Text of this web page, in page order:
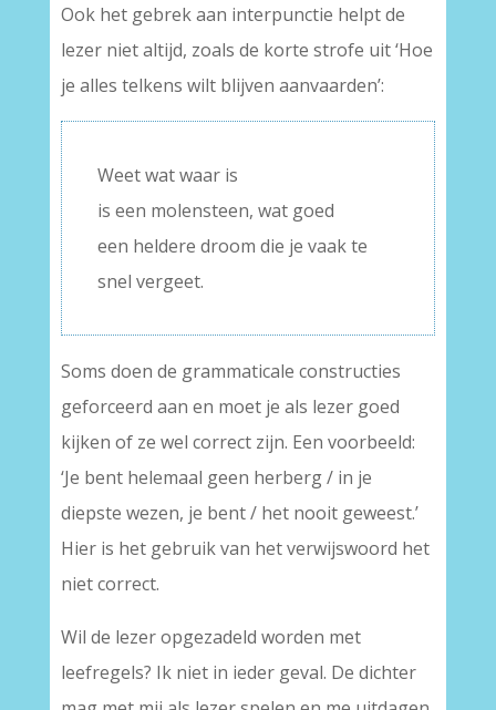
Ook het gebrek aan interpunctie helpt de
lezer niet altijd, zoals de korte strofe uit ‘Hoe
je alles telkens wilt blijven aanvaarden’:
Weet wat waar is
is een molensteen, wat goed
een heldere droom die je vaak te
snel vergeet.
Soms doen de grammaticale constructies
geforceerd aan en moet je als lezer goed
kijken of ze wel correct zijn. Een voorbeeld:
‘Je bent helemaal geen herberg / in je
diepste wezen, je bent / het nooit geweest.’
Hier is het gebruik van het verwijswoord het
niet correct.
Wil de lezer opgezadeld worden met
leefregels? Ik niet in ieder geval. De dichter